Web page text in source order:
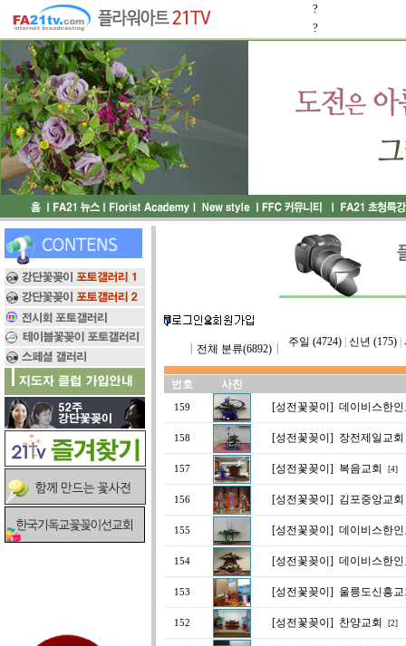
?
?
전체 분류(6892)┃
주일 (4724)| 신년 (175)|
번호 사진
159 [성전꽃꽂이] 데이비스한
158 [성전꽃꽂이] 장전제일교회
157 [성전꽃꽂이] 복음교회 [4]
156 [성전꽃꽂이] 김포중앙교
155 [성전꽃꽂이] 데이비스한
154 [성전꽃꽂이] 데이비스한
153 [성전꽃꽂이] 울릉도신흥
152 [성전꽃꽂이] 찬양교회 [2]